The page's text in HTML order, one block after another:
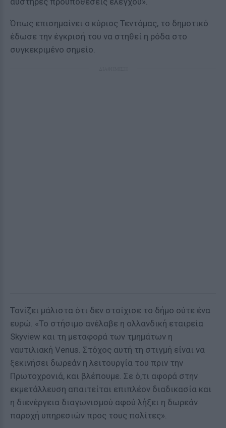
Όπως επισημαίνει ο κύριος Τεντόμας, το δημοτικό
έδωσε την έγκρισή του να στηθεί η ρόδα στο
συγκεκριμένο σημείο.
Τονίζει μάλιστα ότι δεν στοίχισε το δήμο ούτε ένα
ευρώ. «Το στήσιμο ανέλαβε η ολλανδική εταιρεία
Skyview και τη μεταφορά των τμημάτων η
ναυτιλιακή Venus. Στόχος αυτή τη στιγμή είναι να
ξεκινήσει δωρεάν η λειτουργία του πριν την
Πρωτοχρονιά, και βλέπουμε. Σε ό,τι αφορά στην
εκμετάλλευση απαιτείται επιπλέον διαδικασία και
η διενέργεια διαγωνισμού αφού λήξει η δωρεάν
παροχή υπηρεσιών προς τους πολίτες».